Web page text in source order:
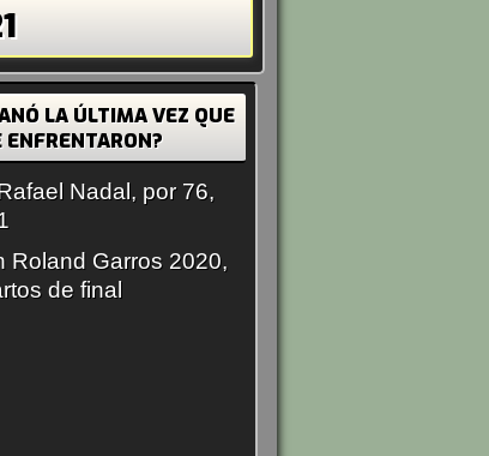
LA ÚLTIMA VEZ QUE
ENFRENTARON?
Nadal, por 76,
Roland Garros 2020,
de final